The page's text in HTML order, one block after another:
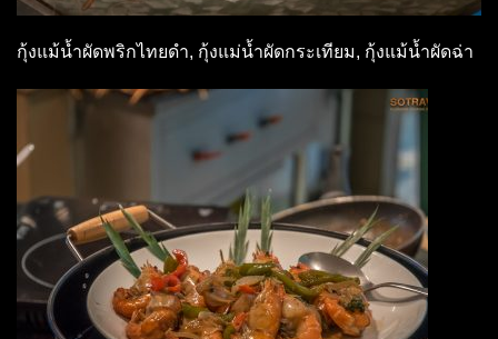
กุ้งแม้น้ำผัดพริกไทยดำ, กุ้งแม่น้ำผัดกระเทียม, กุ้งแม้น้ำผัดฉ่า